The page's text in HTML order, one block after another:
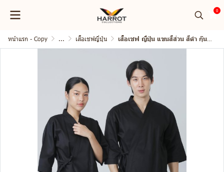
0
หน้าแรก - Copy ... เสื้อเชฟญี่ปุ่น เสื้อเชฟ ญี่ปุ่น แขนสี่ส่วน สีดำ กุ๊นดำ